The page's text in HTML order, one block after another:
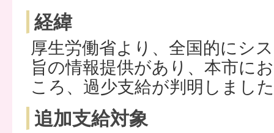
経緯
厚生労働省より、全国的にシ
旨の情報提供があり、本市に
ころ、過少支給が判明しまし
追加支給対象